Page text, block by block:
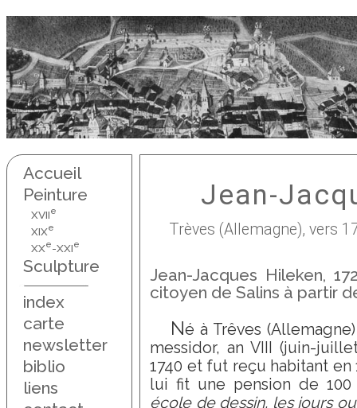
Accueil
Peinture
XVIIe
XIXe
XXe-XXIe
Sculpture
index
carte
newsletter
biblio
liens
Jean-
Trèves (Allemagne), vers
Jean-Jacques Hileken,
citoyen de Salins à partir
Né à Trêves
messidor, an VIII (juin-
1740 et fut reçu habitant en
lui fit une pension de
école de dessin, les jours